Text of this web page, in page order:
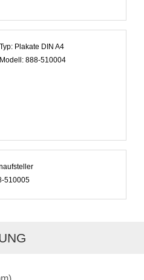
Typ: Plakate DIN A4
Modell: 888-510004
510005